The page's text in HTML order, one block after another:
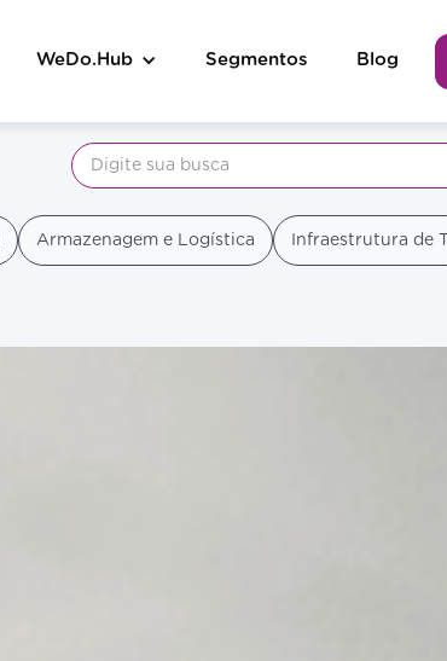
WeDo.Hub Segmentos Blog
Armazenagem e Logística Infraestrutura de TI